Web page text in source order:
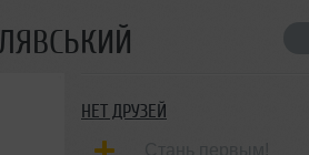
НЕТ ДРУЗЕЙ